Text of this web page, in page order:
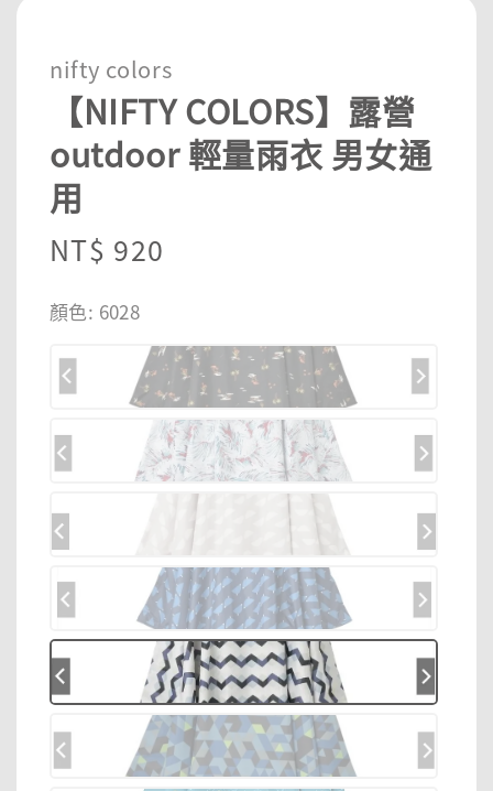
nifty colors
【NIFTY COLORS】露營
outdoor 輕量雨衣 男女通
用
Regular
NT$ 920
顏色: 6028